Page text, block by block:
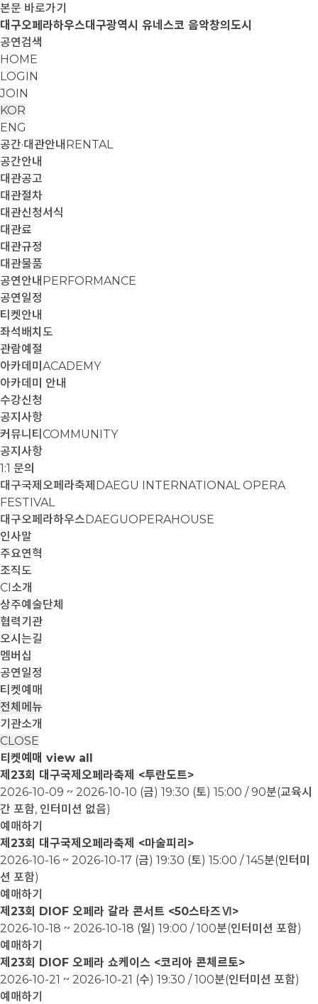
본문 바로가기
대구오페라하우스대구광역시 유네스코 음악창의도시
공연검색
HOME
LOGIN
JOIN
KOR
ENG
공간·대관안내 RENTAL
공간안내
대관공고
대관절차
대관신청서식
대관료
대관규정
대관물품
공연안내 PERFORMANCE
공연일정
티켓안내
좌석배치도
관람예절
아카데미 ACADEMY
아카데미 안내
수강신청
공지사항
커뮤니티 COMMUNITY
공지사항
1:1 문의
대구국제오페라축제 DAEGU INTERNATIONAL OPERA
FESTIVAL
대구오페라하우스DAEGUOPERAHOUSE
인사말
주요연혁
조직도
CI소개
상주예술단체
협력기관
오시는길
멤버십
공연일정
티켓예매
전체메뉴
기관소개
CLOSE
티켓예매 view all
제23회 대구국제오페라축제 <투란도트>
2026-10-09 ~ 2026-10-10 (금) 19:30 (토) 15:00 / 90분(교육시
간 포함, 인터미션 없음)
예매하기
제23회 대구국제오페라축제 <마술피리>
2026-10-16 ~ 2026-10-17 (금) 19:30 (토) 15:00 / 145분(인터미
션 포함)
예매하기
제23회 DIOF 오페라 갈라 콘서트 <50스타즈Ⅵ>
2026-10-18 ~ 2026-10-18 (일) 19:00 / 100분(인터미션 포함)
예매하기
제23회 DIOF 오페라 쇼케이스 <코리아 콘체르토>
2026-10-21 ~ 2026-10-21 (수) 19:30 / 100분(인터미션 포함)
예매하기